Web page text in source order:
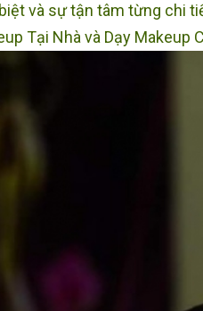
và sự tận tâm từng chi
Tại Nhà và Dạy Makeup